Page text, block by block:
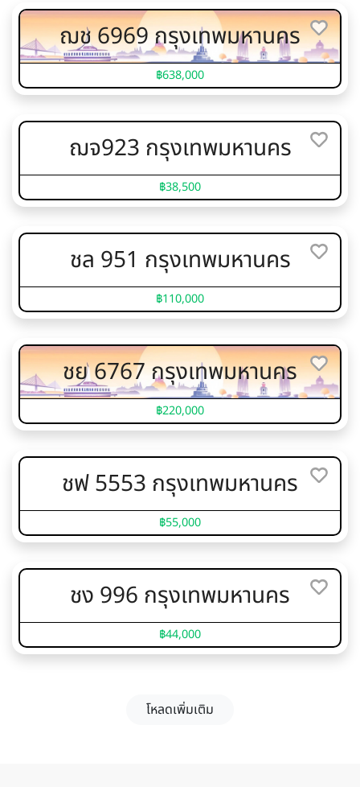
ฌช 6969 กรุงเทพมหานคร
฿638,000
ฌจ923 กรุงเทพมหานคร
฿38,500
ชล 951 กรุงเทพมหานคร
฿110,000
ชย 6767 กรุงเทพมหานคร
฿220,000
ชฟ 5553 กรุงเทพมหานคร
฿55,000
ชง 996 กรุงเทพมหานคร
฿44,000
โหลดเพิ่มเติม